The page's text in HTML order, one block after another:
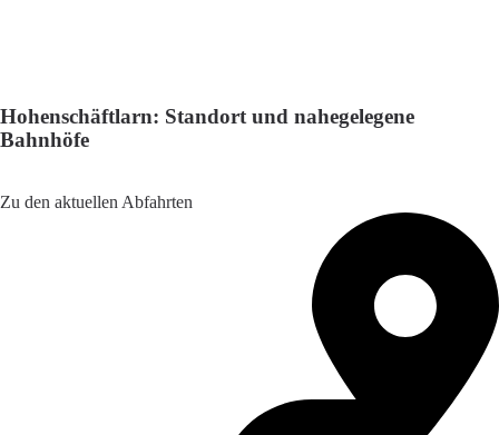
Hohenschäftlarn: Standort und nahegelegene
Bahnhöfe
Zu den aktuellen Abfahrten